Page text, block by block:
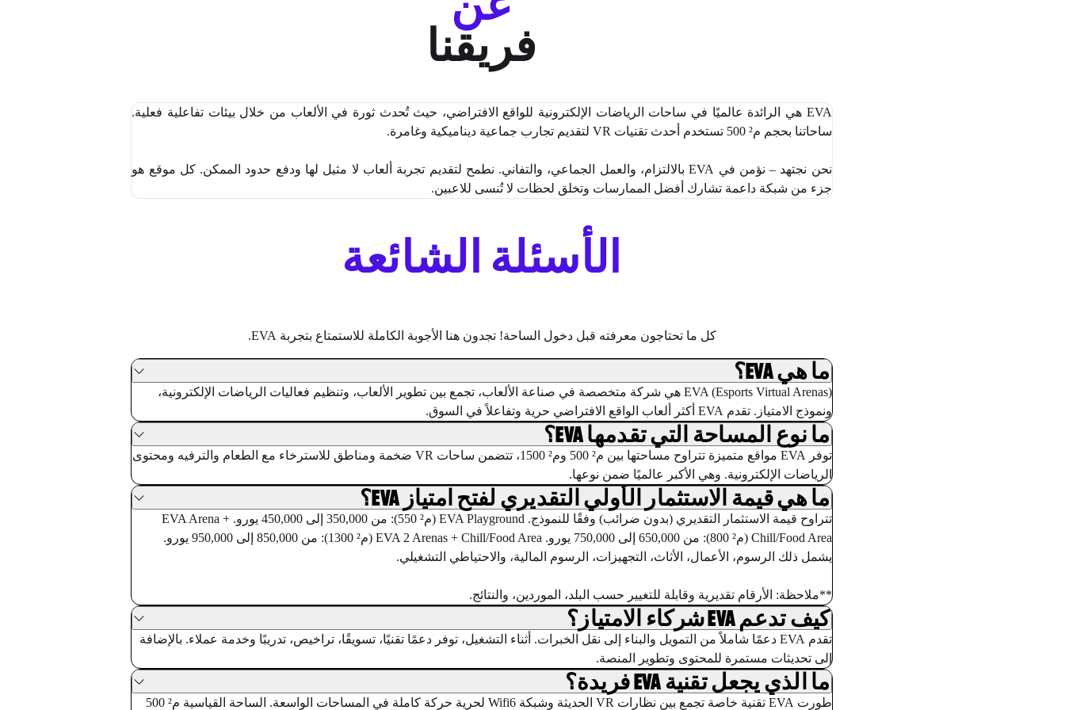
فريقنا
EVA هي الرائدة عالميًا في ساحات الرياضات الإلكترونية للواقع الافتراضي، حيث تُحدث ثورة في الألعاب من خلال بيئات تفاعلية فعلية.
ساحاتنا بحجم م² 500 تستخدم أحدث تقنيات VR لتقديم تجارب جماعية ديناميكية وغامرة.
نحن نجتهد – نؤمن في EVA بالالتزام، والعمل الجماعي، والتفاني. نطمح لتقديم تجربة ألعاب لا مثيل لها ودفع حدود الممكن. كل موقع هو
جزء من شبكة داعمة تشارك أفضل الممارسات وتخلق لحظات لا تُنسى للاعبين.
الأسئلة الشائعة
كل ما تحتاجون معرفته قبل دخول الساحة! تجدون هنا الأجوبة الكاملة للاستمتاع بتجربة EVA.
ما هي EVA؟
EVA (Esports Virtual Arenas) هي شركة متخصصة في صناعة الألعاب، تجمع بين تطوير الألعاب، وتنظيم فعاليات الرياضات الإلكترونية،
ونموذج الامتياز. تقدم EVA أكثر ألعاب الواقع الافتراضي حرية وتفاعلاً في السوق.
ما نوع المساحة التي تقدمها EVA؟
توفر EVA مواقع متميزة تتراوح مساحتها بين م² 500 وم² 1500، تتضمن ساحات VR ضخمة ومناطق للاسترخاء مع الطعام والترفيه ومحتوى
الرياضات الإلكترونية. وهي الأكبر عالميًا ضمن نوعها.
ما هي قيمة الاستثمار الأولي التقديري لفتح امتياز EVA؟
تتراوح قيمة الاستثمار التقديري (بدون ضرائب) وفقًا للنموذج. EVA Playground (م² 550): من 350,000 إلى 450,000 يورو. EVA Arena +
Chill/Food Area (م² 800): من 650,000 إلى 750,000 يورو. EVA 2 Arenas + Chill/Food Area (م² 1300): من 850,000 إلى 950,000 يورو.
يشمل ذلك الرسوم، الأعمال، الأثاث، التجهيزات، الرسوم المالية، والاحتياطي التشغيلي.
**ملاحظة: الأرقام تقديرية وقابلة للتغيير حسب البلد، الموردين، والنتائج.
كيف تدعم EVA شركاء الامتياز؟
تقدم EVA دعمًا شاملاً من التمويل والبناء إلى نقل الخبرات. أثناء التشغيل، توفر دعمًا تقنيًا، تسويقًا، تراخيص، تدريبًا وخدمة عملاء. بالإضافة
إلى تحديثات مستمرة للمحتوى وتطوير المنصة.
ما الذي يجعل تقنية EVA فريدة؟
طورت EVA تقنية خاصة تجمع بين نظارات VR الحديثة وشبكة Wifi6 لحرية حركة كاملة في المساحات الواسعة. الساحة القياسية م² 500